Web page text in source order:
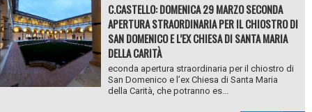
C.CASTELLO: DOMENICA 29 MARZO SECONDA
APERTURA STRAORDINARIA PER IL CHIOSTRO DI
SAN DOMENICO E L’EX CHIESA DI SANTA MARIA
DELLA CARITÀ
econda apertura straordinaria per il chiostro di
San Domenico e l’ex Chiesa di Santa Maria
della Carità, che potranno es...